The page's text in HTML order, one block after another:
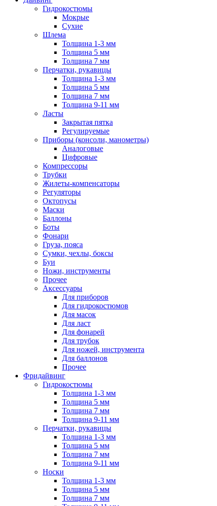
Гидрокостюмы
Мокрые
Сухие
Шлема
Толщина 1-3 мм
Толщина 5 мм
Толщина 7 мм
Перчатки, рукавицы
Толщина 1-3 мм
Толщина 5 мм
Толщина 7 мм
Толщина 9-11 мм
Ласты
Закрытая пятка
Регулируемые
Приборы (консоли, манометры)
Аналоговые
Цифровые
Компрессоры
Трубки
Жилеты-компенсаторы
Регуляторы
Октопусы
Маски
Баллоны
Боты
Фонари
Груза, пояса
Сумки, чехлы, боксы
Буи
Ножи, инструменты
Прочее
Аксессуары
Для приборов
Для гидрокостюмов
Для масок
Для ласт
Для фонарей
Для трубок
Для ножей, инструмента
Для баллонов
Прочее
Фридайвинг
Гидрокостюмы
Толщина 1-3 мм
Толщина 5 мм
Толщина 7 мм
Толщина 9-11 мм
Перчатки, рукавицы
Толщина 1-3 мм
Толщина 5 мм
Толщина 7 мм
Толщина 9-11 мм
Носки
Толщина 1-3 мм
Толщина 5 мм
Толщина 7 мм